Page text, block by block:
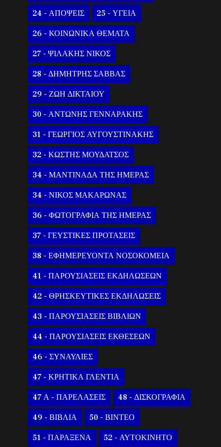
24 - ΑΠΟΨΕΙΣ 25 - ΥΓΕΙΑ
26 - ΚΟΙΝΩΝΙΚΑ ΘΕΜΑΤΑ
27 - ΨΙΛΑΚΗΣ ΝΙΚΟΣ
28 - ΔΗΜΗΤΡΗΣ ΣΑΒΒΑΣ
29 - ΖΩΗ ΔΙΚΤΑΙΟΥ
30 - ΑΝΤΩΝΗΣ ΓΕΝΝΑΡΑΚΗΣ
31 - ΓΕΩΡΓΙΟΣ ΑΥΓΟΥΣΤΙΝΑΚΗΣ
32 - ΚΩΣΤΗΣ ΜΟΥΔΑΤΣΟΣ
34 - ΜΑΝΤΙΝΑΔΑ ΤΗΣ ΗΜΕΡΑΣ
34 - ΝΙΚΟΣ ΜΑΚΑΡΩΝΑΣ
36 - ΦΩΤΟΓΡΑΦΙΑ ΤΗΣ ΗΜΕΡΑΣ
37 - ΓΕΥΣΤΙΚΕΣ ΠΡΟΤΑΣΕΙΣ
38 - ΕΦΗΜΕΡΕΥΟΝΤΑ ΝΟΣΟΚΟΜΕΙΑ
41 - ΠΑΡΟΥΣΙΑΣΕΙΣ ΕΚΔΗΛΩΣΕΩΝ
42 - ΘΡΗΣΚΕΥΤΙΚΕΣ ΕΚΔΗΛΩΣΕΙΣ
43 - ΠΑΡΟΥΣΙΑΣΕΙΣ ΒΙΒΛΙΩΝ
44 - ΠΑΡΟΥΣΙΑΣΕΙΣ ΕΚΘΕΣΕΩΝ
46 - ΣΥΝΑΥΛΙΕΣ
47 - ΚΡΗΤΙΚΑ ΓΛΕΝΤΙΑ
47 Α - ΠΑΡΕΛΑΣΕΙΣ 48 - ΔΙΣΚΟΓΡΑΦΙΑ
49 - ΒΙΒΛΙΑ 50 - ΒΙΝΤΕΟ
51 - ΠΑΡΑΞΕΝΑ 52 - ΑΥΤΟΚΙΝΗΤΟ